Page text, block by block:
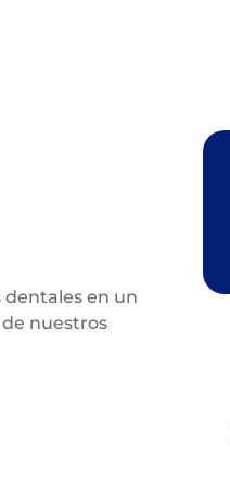
en un
nuestros